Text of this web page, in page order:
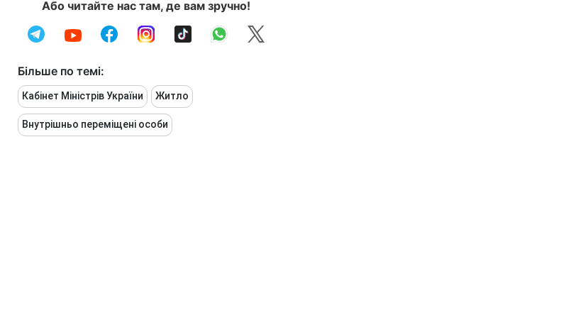
Або читайте нас там, де вам зручно!
Більше по темі:
Кабінет Міністрів України Житло
Внутрішньо переміщені особи